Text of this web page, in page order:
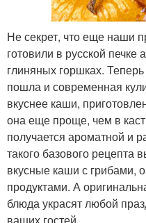
Не секрет, что еще наши
готовили в русской
глиняных горшках.
пошла и современная
вкуснее каши,
она еще проще, чем в
получается ароматной и
такого базового рецепта
вкусные каши с
продуктами. А
блюда украсят любой